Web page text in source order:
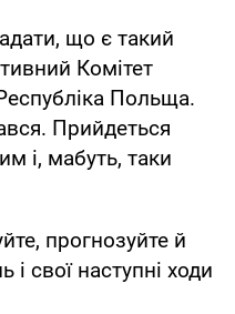
що є такий
Комітет
Польща.
Прийдеться
і, мабуть, таки
прогнозуйте й
і свої наступні ходи